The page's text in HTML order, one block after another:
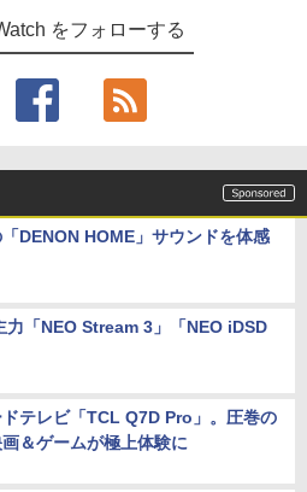
をフォローする
DENON HOME」サウンドを体感
「NEO Stream 3」「NEO iDSD
テレビ「TCL Q7D Pro」。圧巻の
＆ゲームが極上体験に